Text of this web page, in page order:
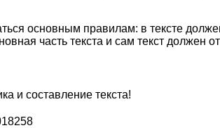
основным правилам: в тексте
часть текста и сам текст должен
и составление текста!